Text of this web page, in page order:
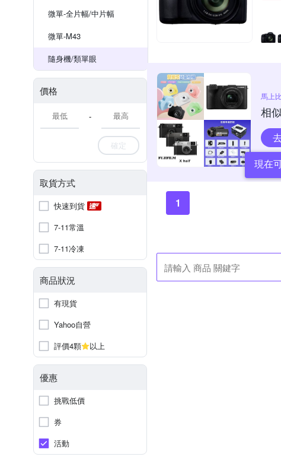
微單-全片幅/中片幅
微單-M43
隨身機/類單眼
價格
-
確定
取貨方式
快速到貨
7-11常溫
7-11冷凍
商品狀況
有現貨
Yahoo自營
評價4顆
以上
優惠
挑戰低價
券
活動
馬上
相
現在
1